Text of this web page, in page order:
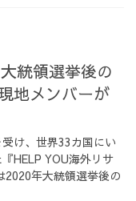
チームインタビュー01
チームインタビュー03
統領選挙後の
地メンバーが
け、世界33カ国にい
HELP YOU海外リサ
2020年大統領選挙後の